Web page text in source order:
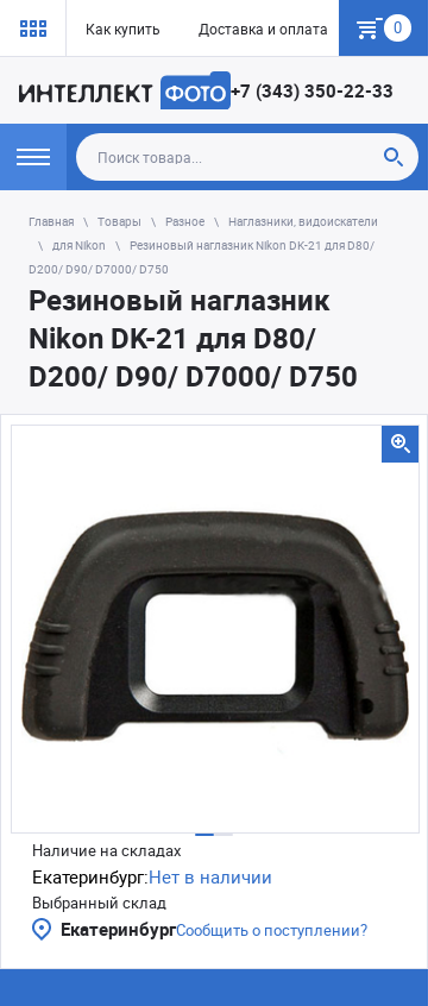
Как купить Доставка и оплата Гарантия
0
+7 (343) 350-22-33
Главная Товары Разное
Наглазники, видоискатели
для Nikon
Резиновый наглазник Nikon DK-21 для D80/
D200/ D90/ D7000/ D750
Резиновый наглазник
Nikon DK-21 для D80/
D200/ D90/ D7000/ D750
Наличие на складах
Екатеринбург:Нет в наличии
Выбранный склад
ЕкатеринбургСообщить о поступлении?